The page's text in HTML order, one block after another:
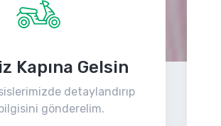
Kapına Gelsin
detaylandırıp
gönderelim.